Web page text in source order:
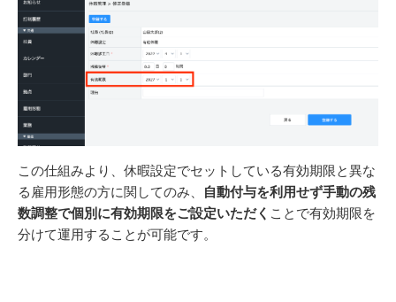
この仕組みより、休暇設定でセットしている有効期限と異な
る雇用形態の方に関してのみ、
自動付与を利用せず手動の残
数調整で個別に有効期限をご設定いただく ことで有効期限を
分けて運用することが可能です。